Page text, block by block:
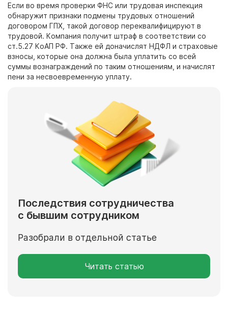
Если во время проверки ФНС или трудовая инспекция
обнаружит признаки подмены трудовых отношений
договором ГПХ, такой договор переквалифицируют в
трудовой. Компания получит штраф в соответствии со
ст.5.27 КоАП РФ. Также ей доначислят НДФЛ и страховые
взносы, которые она должна была уплатить со всей
суммы вознаграждений по таким отношениям, и начислят
пени за несвоевременную уплату.
Последствия сотрудничества
с бывшим сотрудником
Разобрали в отдельной статье
Читать статью